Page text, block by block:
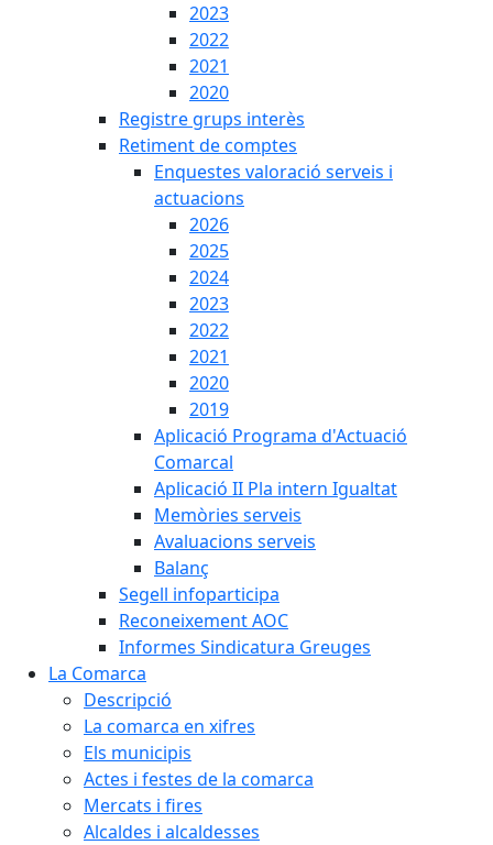
2023
2022
2021
2020
Registre grups interès
Retiment de comptes
Enquestes valoració serveis i
actuacions
2026
2025
2024
2023
2022
2021
2020
2019
Aplicació Programa d'Actuació
Comarcal
Aplicació II Pla intern Igualtat
Memòries serveis
Avaluacions serveis
Balanç
Segell infoparticipa
Reconeixement AOC
Informes Sindicatura Greuges
La Comarca
Descripció
La comarca en xifres
Els municipis
Actes i festes de la comarca
Mercats i fires
Alcaldes i alcaldesses